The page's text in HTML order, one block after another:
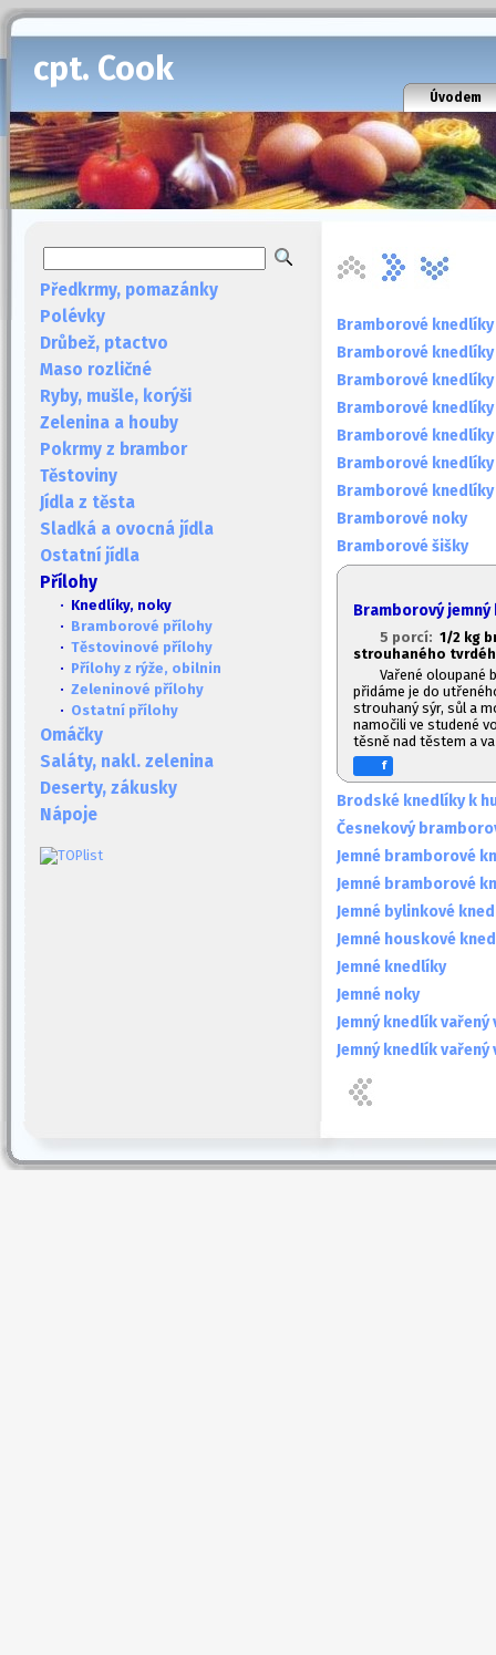
cpt. Cook
Úvodem
Předkrmy, pomazánky
Polévky
Drůbež, ptactvo
Maso rozličné
Ryby, mušle, korýši
Zelenina a houby
Pokrmy z brambor
Těstoviny
Jídla z těsta
Sladká a ovocná jídla
Ostatní jídla
Přílohy
· Knedlíky, noky
· Bramborové přílohy
· Těstovinové přílohy
· Přílohy z rýže, obilnin
· Zeleninové přílohy
· Ostatní přílohy
Omáčky
Saláty, nakl. zelenina
Deserty, zákusky
Nápoje
Bramborové knedlíky
Bramborové knedlíky
Bramborové knedlíky
Bramborové
Bramborové
Bramborové
Bramborové
Bramborové noky
Bramborové šišky
Bramborový
5 porcí: 1/2 kg
strouhaného
Vařené oloupané
přidáme je do
strouhaný sýr, sůl a
namočili ve studené
těsně nad těstem a
f
Brodské knedlíky k
Česnekový
Jemné bramborové
Jemné bramborové
Jemné bylinkové
Jemné houskové
Jemné knedlíky
Jemné noky
Jemný knedlík
Jemný knedlík vařený